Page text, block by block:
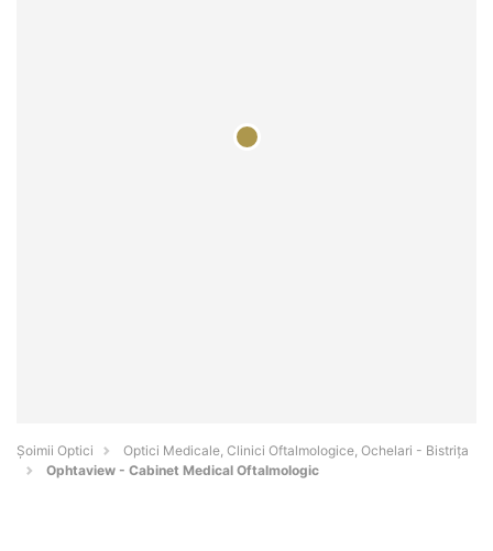
Șoimii Optici
Optici Medicale, Clinici Oftalmologice, Ochelari - Bistriţa
Ophtaview - Cabinet Medical Oftalmologic